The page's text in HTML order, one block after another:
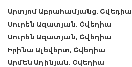
Արտյոմ Աբրահամյանց, Շվեդիա
Սուրեն Ազատյան, Շվեդիա
Սուրեն Ազատյան, Շվեդիա
Իրինա Ալեվերտ, Շվեդիա
Արմեն Աղինյան, Շվեդիա